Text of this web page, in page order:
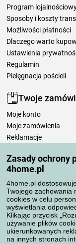
Zasady ochrony
4home.pl
4home.pl
Twojego zachowania
cookies w celu
wyświetlania
Klikając przycisk
używanie plików
ukierunkowanych
na innych stronach
Program
Sposoby i koszty
Możliwości płatności
Dlaczego warto
Ustawienia
Regulamin
Pielęgnacja pościeli
Twoje
Moje konto
Moje zamówienia
Reklamacje
Zasady
Sposoby
Metody